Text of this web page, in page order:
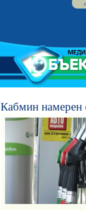
Кабмин намерен